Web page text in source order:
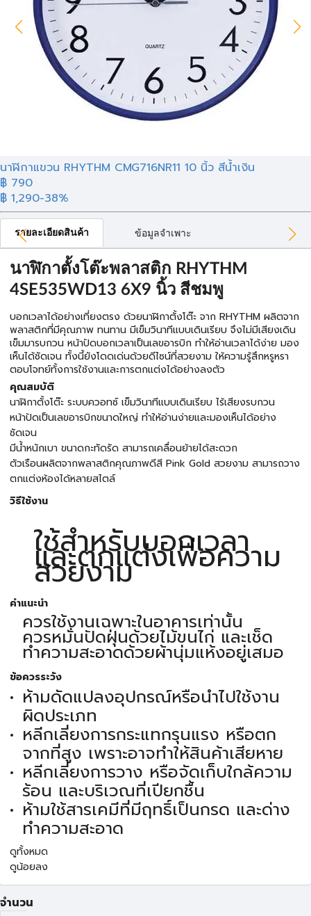
นาฬิกาแขวน RHYTHM CMG716NR11 10 นิ้ว สีน้ำเงิน
฿ 790
฿ 1,290-38%
รายละเอียดสินค้า ข้อมูลจำเพาะ
นาฬิกาตั้งโต๊ะพลาสติก RHYTHM
4SE535WD13 6X9 นิ้ว สีชมพู
บอกเวลาได้อย่างเที่ยงตรง ด้วยนาฬิกาตั้งโต๊ะ จาก RHYTHM ผลิตจาก
พลาสติกที่มีคุณภาพ ทนทาน มีเข็มวินาทีแบบเดินเรียบ จึงไม่มีเสียงเดิน
เข็มมารบกวน หน้าปัดบอกเวลาเป็นเลขอารบิก ทำให้อ่านเวลาได้ง่าย มอง
เห็นได้ชัดเจน ทั้งนี้ยังโดดเด่นด้วยดีไซน์ที่สวยงาม ให้ความรู้สึกหรูหรา
ตอบโจทย์ทั้งการใช้งานและการตกแต่งได้อย่างลงตัว
คุณสมบัติ
นาฬิกาตั้งโต๊ะ ระบบควอทซ์ เข็มวินาทีแบบเดินเรียบ ไร้เสียงรบกวน
หน้าปัดเป็นเลขอารบิกขนาดใหญ่ ทำให้อ่านง่ายและมองเห็นได้อย่าง
ชัดเจน
มีน้ำหนักเบา ขนาดกะทัดรัด สามารถเคลื่อนย้ายได้สะดวก
ตัวเรือนผลิตจากพลาสติกคุณภาพดีสี Pink Gold สวยงาม สามารถวาง
ตกแต่งห้องได้หลายสไตล์
วิธีใช้งาน
ใช้สำหรับบอกเวลา
และตกแต่งเพื่อความ
สวยงาม
คำแนะนำ
ควรใช้งานเฉพาะในอาคารเท่านั้น
ควรหมั่นปัดฝุ่นด้วยไม้ขนไก่ และเช็ด
ทำความสะอาดด้วยผ้านุ่มแห้งอยู่เสมอ
ข้อควรระวัง
ห้ามดัดแปลงอุปกรณ์หรือนำไปใช้งาน
ผิดประเภท
หลีกเลี่ยงการกระแทกรุนแรง หรือตก
จากที่สูง เพราะอาจทำให้สินค้าเสียหาย
หลีกเลี่ยงการวาง หรือจัดเก็บใกล้ความ
ร้อน และบริเวณที่เปียกชื้น
ห้ามใช้สารเคมีที่มีฤทธิ์เป็นกรด และด่าง
ทำความสะอาด
ดูทั้งหมด
ดูน้อยลง
จำนวน